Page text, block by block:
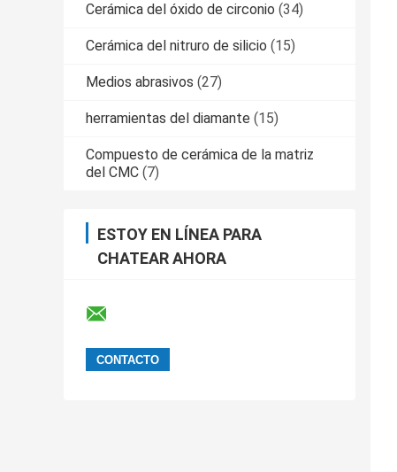
Cerámica del óxido de circonio (34)
Cerámica del nitruro de silicio (15)
Medios abrasivos (27)
herramientas del diamante (15)
Compuesto de cerámica de la matriz
del CMC (7)
ESTOY EN LÍNEA PARA
CHATEAR AHORA